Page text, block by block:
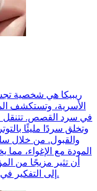
ريبيكا هي شخصية
الأسرية، وتستكشف
في سرد القصص. تتنقل
وتخلق سردًا مليئًا
والقبول. من خلال
المودة مع الإغواء،
أن تثير مزيجًا من
إلى التفكير في الآثار الأخلاقية لأفعالها وحدود الحب العائلي.